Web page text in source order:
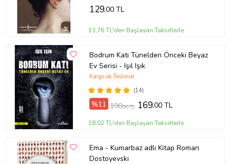
129,00 TL
13,76 TL'den Başlayan Taksitlerle
Bodrum Katı Tünelden Önceki Beyaz
Ev Serisi - Işıl Işık
(14)
Kargo ile Teslimat
%11 190,00 TL 169,00 TL
18,02 TL'den Başlayan Taksitlerle
Ema - Kumarbaz adlı Kitap Roman
Dostoyevski